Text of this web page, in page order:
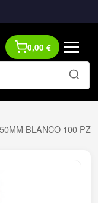
0,00 €
BLANCO 100 PZ